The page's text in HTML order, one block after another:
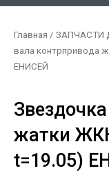
Главная / ЗАПЧАСТИ
вала контрпривода
ЕНИСЕЙ
жатки
t=19.05)